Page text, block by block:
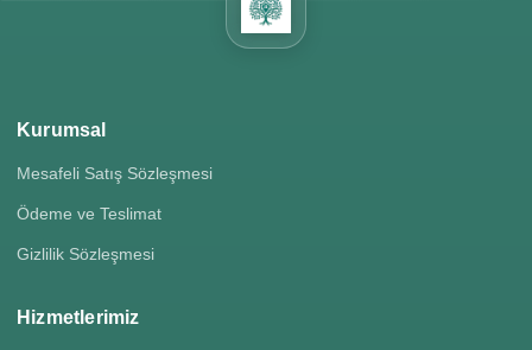
Kurumsal
Mesafeli Satış Sözleşmesi
Ödeme ve Teslimat
Gizlilik Sözleşmesi
Hizmetlerimiz